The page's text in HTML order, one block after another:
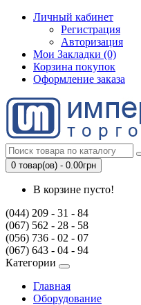
Личный кабинет
Регистрация
Авторизация
Мои Закладки (0)
Корзина покупок
Оформление заказа
0 товар(ов) - 0.00грн
В корзине пусто!
(044) 209 - 31 - 84
(067) 562 - 28 - 58
(056) 736 - 02 - 07
(067) 643 - 04 - 94
Категории
Главная
Оборудование